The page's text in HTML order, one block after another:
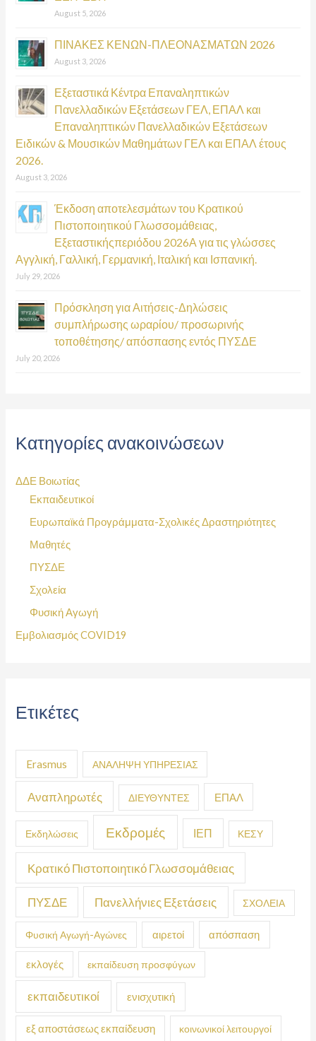
August 5, 2026
ΠΙΝΑΚΕΣ ΚΕΝΩΝ-ΠΛΕΟΝΑΣΜΑΤΩΝ 2026
August 3, 2026
Εξεταστικά Κέντρα Επαναληπτικών
Πανελλαδικών Εξετάσεων ΓΕΛ, ΕΠΑΛ και
Επαναληπτικών Πανελλαδικών Εξετάσεων
Ειδικών & Μουσικών Μαθημάτων ΓΕΛ και ΕΠΑΛ έτους
2026.
August 3, 2026
Έκδοση αποτελεσμάτων του Κρατικού
Πιστοποιητικού Γλωσσομάθειας,
Εξεταστικήςπεριόδου 2026Α για τις γλώσσες
Αγγλική, Γαλλική, Γερμανική, Ιταλική και Ισπανική.
July 29, 2026
Πρόσκληση για Αιτήσεις-Δηλώσεις
συμπλήρωσης ωραρίου/ προσωρινής
τοποθέτησης/ απόσπασης εντός ΠΥΣΔΕ
July 20, 2026
Κατηγορίες ανακοινώσεων
ΔΔΕ Βοιωτίας
Εκπαιδευτικοί
Ευρωπαϊκά Προγράμματα-Σχολικές Δραστηριότητες
Μαθητές
ΠΥΣΔΕ
Σχολεία
Φυσική Αγωγή
Εμβολιασμός COVID19
Ετικέτες
Erasmus ΑΝΑΛΗΨΗ ΥΠΗΡΕΣΙΑΣ
Αναπληρωτές ΔΙΕΥΘΥΝΤΕΣ ΕΠΑΛ
Εκδηλώσεις Εκδρομές ΙΕΠ ΚΕΣΥ
Κρατικό Πιστοποιητικό Γλωσσομάθειας
ΠΥΣΔΕ Πανελλήνιες Εξετάσεις ΣΧΟΛΕΙΑ
Φυσική Αγωγή-Αγώνες αιρετοί απόσπαση
εκλογές εκπαίδευση προσφύγων
εκπαιδευτικοί ενισχυτική
εξ αποστάσεως εκπαίδευση κοινωνικοί λειτουργοί